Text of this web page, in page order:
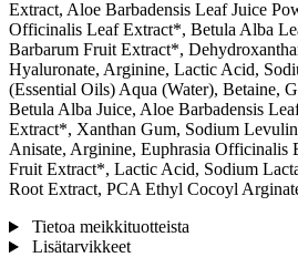
Extract, Aloe Barbadensis Leaf Juice
Officinalis Leaf Extract*, Betula Alba
Barbarum Fruit Extract*,
Hyaluronate, Arginine, Lactic Acid,
(Essential Oils) Aqua (Water), Betaine,
Betula Alba Juice, Aloe Barbadensis
Extract*, Xanthan Gum, Sodium
Anisate, Arginine, Euphrasia Officinalis
Fruit Extract*, Lactic Acid, Sodium
Root Extract, PCA Ethyl Cocoyl
Tietoa meikkituotteista
Lisätarvikkeet